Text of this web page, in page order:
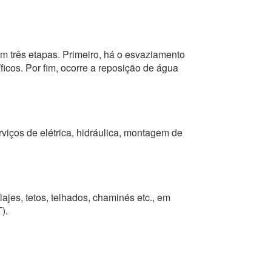
três etapas. Primeiro, há o esvaziamento
Por fim, ocorre a reposição de água
de elétrica, hidráulica, montagem de
tetos, telhados, chaminés etc., em